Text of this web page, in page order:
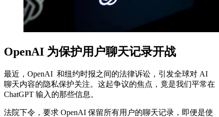
OpenAI 为保护用户聊天记录开战
最近，OpenAI 和纽约时报之间的法律诉讼，引发全球对 AI
聊天内容的隐私保护关注。这起争议的焦点，竟是我们平常在
ChatGPT 输入的那些信息。
法院下令，要求 OpenAI 保留所有用户的聊天记录，即便是使